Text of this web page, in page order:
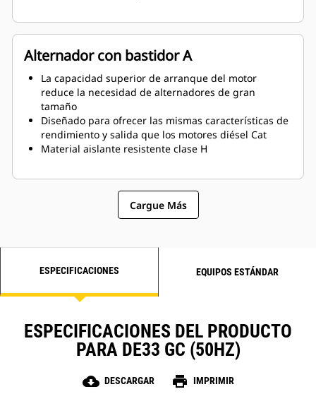
Alternador con bastidor A
La capacidad superior de arranque del motor
reduce la necesidad de alternadores de gran
tamaño
Diseñado para ofrecer las mismas características de
rendimiento y salida que los motores diésel Cat
Material aislante resistente clase H
Cargue Más
ESPECIFICACIONES EQUIPOS ESTÁNDAR
ESPECIFICACIONES DEL PRODUCTO
PARA DE33 GC (50HZ)
cloud_download DESCARGAR print IMPRIMIR